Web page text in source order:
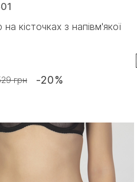
кісточках з напівм'якої
грн -20%